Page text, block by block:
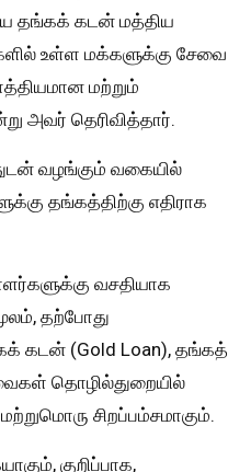
தங்கக் கடன் மத்திய
உள்ள மக்களுக்கு சேவை
மற்றும்
அவர் தெரிவித்தார்.
வழங்கும் வகையில்
தங்கத்திற்கு எதிராக
வசதியாக
தற்போது
கடன் (Gold Loan), தங்கத்
தொழில்துறையில்
சிறப்பம்சமாகும்.
குறிப்பாக,